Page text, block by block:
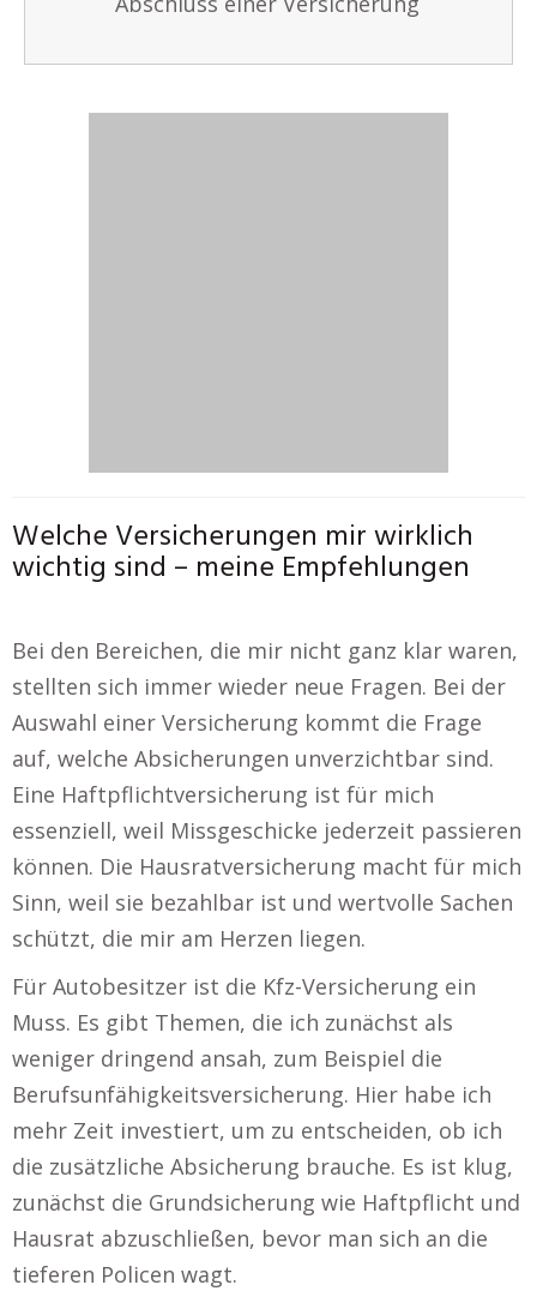
Welche Versicherungen mir wirklich
wichtig sind – meine Empfehlungen
Bei den Bereichen, die mir nicht ganz klar waren,
stellten sich immer wieder neue Fragen. Bei der
Auswahl einer Versicherung kommt die Frage
auf, welche Absicherungen unverzichtbar sind.
Eine Haftpflichtversicherung ist für mich
essenziell, weil Missgeschicke jederzeit passieren
können. Die Hausratversicherung macht für mich
Sinn, weil sie bezahlbar ist und wertvolle Sachen
schützt, die mir am Herzen liegen.
Für Autobesitzer ist die Kfz-Versicherung ein
Muss. Es gibt Themen, die ich zunächst als
weniger dringend ansah, zum Beispiel die
Berufsunfähigkeitsversicherung. Hier habe ich
mehr Zeit investiert, um zu entscheiden, ob ich
die zusätzliche Absicherung brauche. Es ist klug,
zunächst die Grundsicherung wie Haftpflicht und
Hausrat abzuschließen, bevor man sich an die
tieferen Policen wagt.